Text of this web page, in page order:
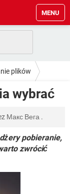
MENU
plików
wybrać
Макс Вега .
pobieranie,
zwrócić